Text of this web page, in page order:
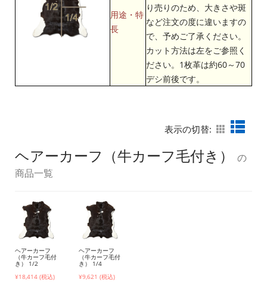
用途・特
長
り売りのため、大きさや斑
など注文の度に違いますの
で、予めご了承ください。
カット方法は左をご参照く
ださい。1枚革は約60～70
デシ前後です。
表示の切替:
ヘアーカーフ（牛カーフ毛付き）
の
商品一覧
ヘアーカーフ
（牛カーフ毛付
き） 1/2
¥18,414 (税込)
ヘアーカーフ
（牛カーフ毛付
き） 1/4
¥9,621 (税込)